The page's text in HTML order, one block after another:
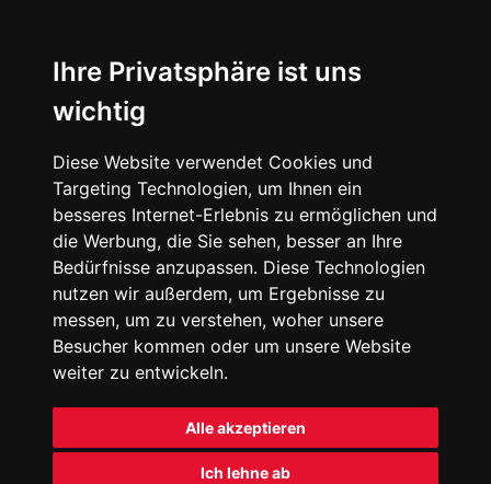
Ihre Privatsphäre ist uns
wichtig
Diese Website verwendet Cookies und
Targeting Technologien, um Ihnen ein
besseres Internet-Erlebnis zu ermöglichen und
die Werbung, die Sie sehen, besser an Ihre
Bedürfnisse anzupassen. Diese Technologien
nutzen wir außerdem, um Ergebnisse zu
messen, um zu verstehen, woher unsere
Besucher kommen oder um unsere Website
weiter zu entwickeln.
Alle akzeptieren
Ich lehne ab